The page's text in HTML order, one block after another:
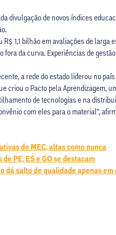
divulgação de novos índices
R$ 1,1 bilhão em avaliações de
fora da curva. Experiências de
a rede do estado liderou no
criou o Pacto pela Aprendizagem,
de tecnologias e na
com eles para o material”,
do MEC, altas como nunca
PE, ES e GO se destacam
dá salto de qualidade apenas